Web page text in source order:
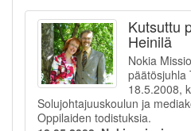
Kutsuttu
Heinilä
Nokia
päätösjuhla
18.5.2008,
Solujohtajuuskoulun ja
Oppilaiden todistuksia.